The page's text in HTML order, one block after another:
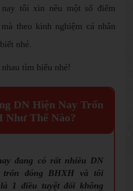
tôi xin nêu một số điểm
theo kinh nghiệm cá nhân
nhé.
tìm hiểu nhé!
DN Hiện Na y Trốn
Như Thế Nào?
đang có rất nhiều DN
trốn đóng BHXH và tôi
1 điều tuyệt đối không